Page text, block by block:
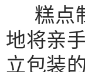
糕点
地将亲
立包装